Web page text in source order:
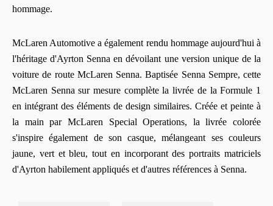
hommage.
McLaren Automotive a également rendu hommage aujourd'hui à
l'héritage d'Ayrton Senna en dévoilant une version unique de la
voiture de route McLaren Senna. Baptisée Senna Sempre, cette
McLaren Senna sur mesure complète la livrée de la Formule 1
en intégrant des éléments de design similaires. Créée et peinte à
la main par McLaren Special Operations, la livrée colorée
s'inspire également de son casque, mélangeant ses couleurs
jaune, vert et bleu, tout en incorporant des portraits matriciels
d'Ayrton habilement appliqués et d'autres références à Senna.